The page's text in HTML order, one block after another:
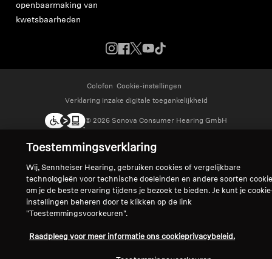
openbaarmaking van
kwetsbaarheden
Colofon Cookie-instellingen
Verklaring inzake digitale toegankelijkheid
© 2026 Sonova Consumer Hearing GmbH
Toestemmingsverklaring
Wij, Sennheiser Hearing, gebruiken cookies of vergelijkbare
technologieën voor technische doeleinden en andere soorten
om je de beste ervaring tijdens je bezoek te bieden. Je kunt je
instellingen beheren door te klikken op de link
"Toestemmingsvoorkeuren".
Raadpleeg voor meer informatie ons cookieprivacybeleid.